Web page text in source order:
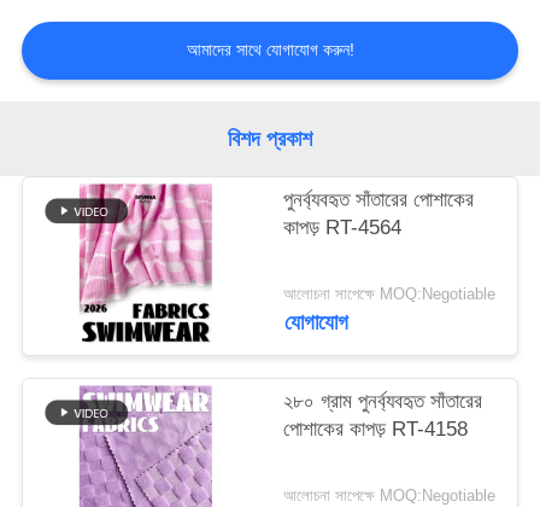
খবর
PRIVACY
POLICY
আমাদের সাথে যোগাযোগ করুন!
বিশদ প্রকাশ
পুনর্ব্যবহৃত সাঁতারের পোশাকের
কাপড় RT-4564
আলোচনা সাপেক্ষে MOQ:Negotiable
যোগাযোগ
২৮০ গ্রাম পুনর্ব্যবহৃত সাঁতারের
পোশাকের কাপড় RT-4158
আলোচনা সাপেক্ষে MOQ:Negotiable